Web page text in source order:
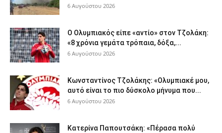
6 Αυγούστου 2026
Ο Ολυμπιακός είπε «αντίο» στον Τζολάκη:
«8 χρόνια γεμάτα τρόπαια, δόξα,...
6 Αυγούστου 2026
Κωνσταντίνος Τζολάκης: «Ολυμπιακέ μου,
αυτό είναι το πιο δύσκολο μήνυμα που...
6 Αυγούστου 2026
Κατερίνα Παπουτσάκη: «Πέρασα πολύ